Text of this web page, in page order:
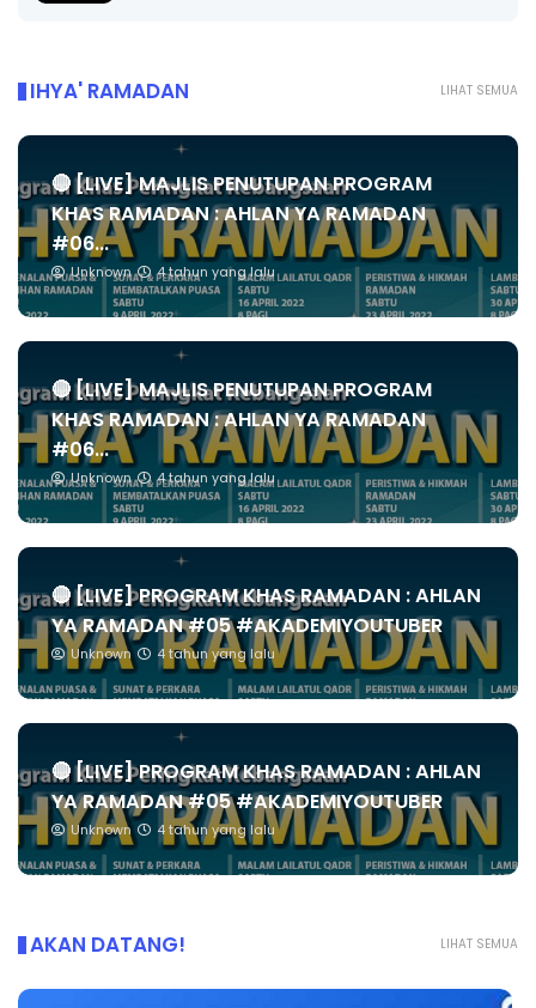
LIHAT SEMUA
IHYA' RAMADAN
🔴 [LIVE] MAJLIS PENUTUPAN PROGRAM
KHAS RAMADAN : AHLAN YA RAMADAN
#06...
Unknown 4 tahun yang lalu
🔴 [LIVE] MAJLIS PENUTUPAN PROGRAM
KHAS RAMADAN : AHLAN YA RAMADAN
#06...
Unknown 4 tahun yang lalu
🔴 [LIVE] PROGRAM KHAS RAMADAN : AHLAN
YA RAMADAN #05 #AKADEMIYOUTUBER
Unknown 4 tahun yang lalu
🔴 [LIVE] PROGRAM KHAS RAMADAN : AHLAN
YA RAMADAN #05 #AKADEMIYOUTUBER
Unknown 4 tahun yang lalu
LIHAT SEMUA
AKAN DATANG!